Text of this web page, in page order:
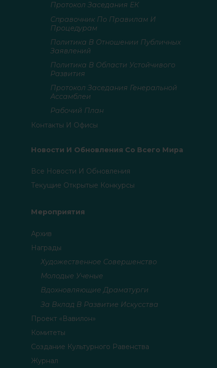
Протокол Заседания ЕК
Справочник По Правилам И
Процедурам
Политика В Отношении Публичных
Заявлений
Политика В Области Устойчивого
Развития
Протокол Заседания Генеральной
Ассамблеи
Рабочий План
Контакты И Офисы
Новости И Обновления Со Всего Мира
Все Новости И Обновления
Текущие Открытые Конкурсы
Мероприятия
Архив
Награды
Художественное Совершенство
Молодые Ученые
Вдохновляющие Драматурги
За Вклад В Развитие Искусства
Проект «Вавилон»
Комитеты
Создание Культурного Равенства
Журнал